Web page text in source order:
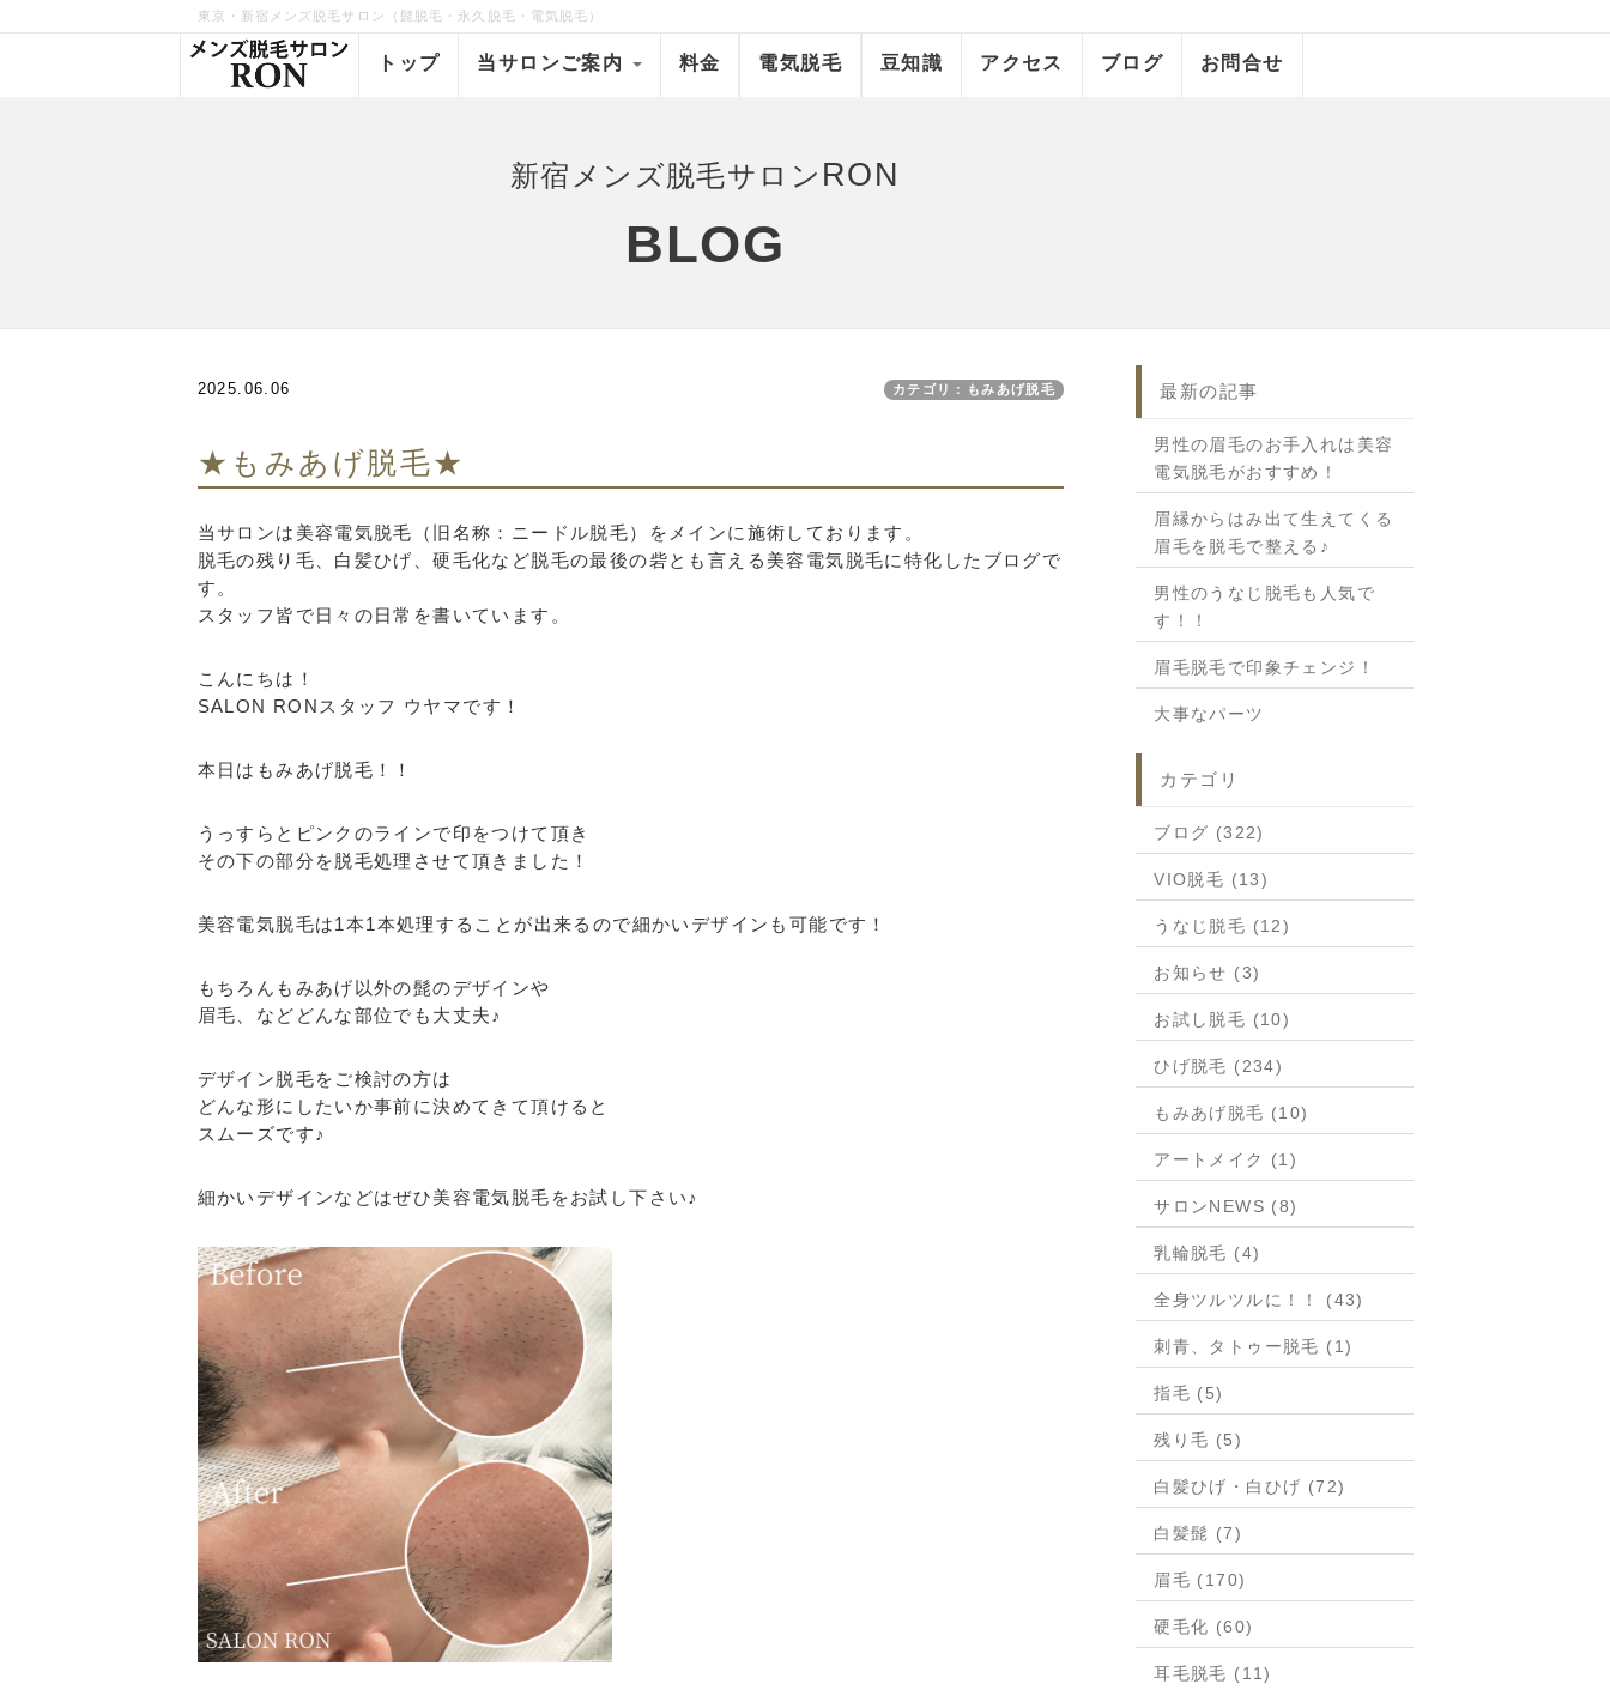
東京・新宿メンズ脱毛サロン（髭脱毛・永久脱毛・電気脱毛）
トップ 当サロンご案内 料金 電気脱毛 豆知識 アクセス ブログ お問合せ
新宿メンズ脱毛サロン RON
BLOG
2025.06.06 カテゴリ：もみあげ脱毛
★もみあげ脱毛★
当サロンは美容電気脱毛（旧名称：ニードル脱毛）をメインに施術しております。
脱毛の残り毛、白髪ひげ、硬毛化など脱毛の最後の砦とも言える美容電気脱毛に特化したブログで
す。
スタッフ皆で日々の日常を書いています。
こんにちは！
SALON RONスタッフ ウヤマです！
本日はもみあげ脱毛！！
うっすらとピンクのラインで印をつけて頂き
その下の部分を脱毛処理させて頂きました！
美容電気脱毛は1本1本処理することが出来るので細かいデザインも可能です！
もちろんもみあげ以外の髭のデザインや
眉毛、などどんな部位でも大丈夫♪
デザイン脱毛をご検討の方は
どんな形にしたいか事前に決めてきて頂けると
スムーズです♪
細かいデザインなどはぜひ美容電気脱毛をお試し下さい♪
最新の記事
男性の眉毛のお手入れは美容
電気脱毛がおすすめ！
眉縁からはみ出て生えてくる
眉毛を脱毛で整える♪
男性のうなじ脱毛も人気で
す！！
眉毛脱毛で印象チェンジ！
大事なパーツ
カテゴリ
ブログ (322)
VIO脱毛 (13)
うなじ脱毛 (12)
お知らせ (3)
お試し脱毛 (10)
ひげ脱毛 (234)
もみあげ脱毛 (10)
アートメイク (1)
サロンNEWS (8)
乳輪脱毛 (4)
全身ツルツルに！！ (43)
刺青、タトゥー脱毛 (1)
指毛 (5)
残り毛 (5)
白髪ひげ・白ひげ (72)
白髪髭 (7)
眉毛 (170)
硬毛化 (60)
耳毛脱毛 (11)